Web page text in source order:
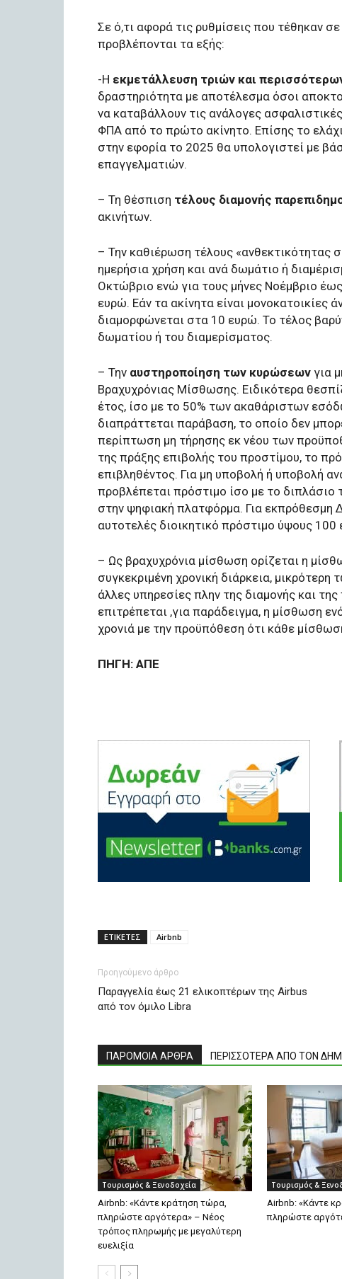
Σε ό,τι αφορά τις ρυθμίσεις που τέθηκαν
προβλέπονται τα εξής:
-Η εκμετάλλευση τριών και
δραστηριότητα με αποτέλεσμα όσοι
να καταβάλλουν τις ανάλογες
ΦΠΑ από το πρώτο ακίνητο. Επίσης το
στην εφορία το 2025 θα υπολογιστεί με
επαγγελματιών.
– Τη θέσπιση τέλους διαμονής
ακινήτων.
– Την καθιέρωση τέλους «ανθεκτικότητας
ημερήσια χρήση και ανά δωμάτιο ή
Οκτώβριο ενώ για τους μήνες Νοέμβριο
ευρώ. Εάν τα ακίνητα είναι μονοκατοικίες
διαμορφώνεται στα 10 ευρώ. Το τέλος
δωματίου ή του διαμερίσματος.
– Την αυστηροποίηση των κυρώσεων για
Βραχυχρόνιας Μίσθωσης. Ειδικότερα
έτος, ίσο με το 50% των ακαθάριστων
διαπράττεται παράβαση, το οποίο δεν
περίπτωση μη τήρησης εκ νέου των
της πράξης επιβολής του προστίμου, το
επιβληθέντος. Για μη υποβολή ή υποβολή
προβλέπεται πρόστιμο ίσο με το
στην ψηφιακή πλατφόρμα. Για εκπρόθεσμη
αυτοτελές διοικητικό πρόστιμο ύψους 100
– Ως βραχυχρόνια μίσθωση ορίζεται η
συγκεκριμένη χρονική διάρκεια,
άλλες υπηρεσίες πλην της διαμονής και
επιτρέπεται ,για παράδειγμα, η μίσθωση
χρονιά με την προϋπόθεση ότι κάθε
ΠΗΓΗ: ΑΠΕ
ΕΤΙΚΕΤΕΣ Airbnb
Προηγούμενο άρθρο
Παραγγελία έως 21 ελικοπτέρων της Airbus
από τον όμιλο Libra
ΠΑΡΟΜΟΙΑ ΑΡΘΡΑ ΠΕΡΙΣΣΟΤΕΡΑ ΑΠΟ ΤΟΝ
Τουρισμός & Ξενοδοχεία
Airbnb: «Κάντε κράτηση τώρα,
πληρώστε αργότερα» – Νέος
τρόπος πληρωμής με μεγαλύτερη
ευελιξία
Τουρισμός &
Airbnb: «Κάντε
πληρώστε